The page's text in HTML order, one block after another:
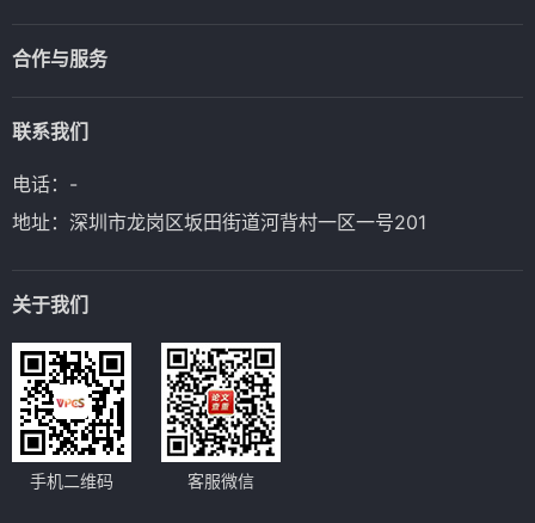
合作与服务
联系我们
电话：-
地址：深圳市龙岗区坂田街道河背村一区一号201
关于我们
手机二维码 客服微信